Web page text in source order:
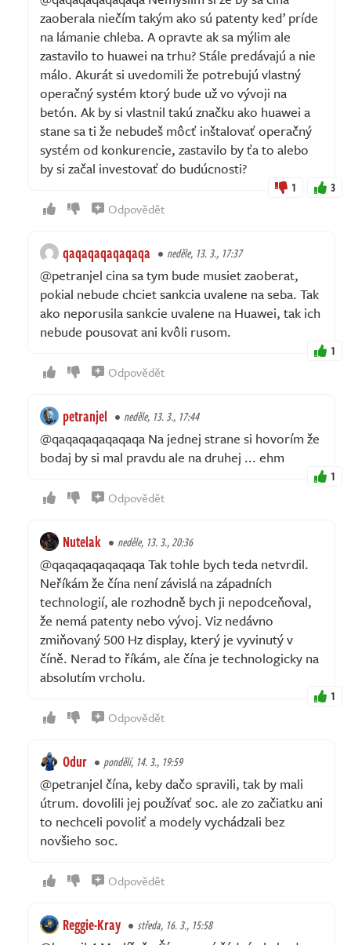
zaoberala niečím takým ako sú patenty keď príde
na lámanie chleba. A opravte ak sa mýlim ale
zastavilo to huawei na trhu? Stále predávajú a nie
málo. Akurát si uvedomili že potrebujú vlastný
operačný systém ktorý bude už vo vývoji na
betón. Ak by si vlastnil takú značku ako huawei a
stane sa ti že nebudeš môcť inštalovať operačný
systém od konkurencie, zastavilo by ťa to alebo
by si začal investovať do budúcnosti?
1 3
Odpovědět
qaqaqaqaqaqaqa neděle, 13. 3., 17:37
@petranjel cina sa tym bude musiet zaoberat,
pokial nebude chciet sankcia uvalene na seba. Tak
ako neporusila sankcie uvalene na Huawei, tak ich
nebude pousovat ani kvôli rusom.
1
Odpovědět
petranjel neděle, 13. 3., 17:44
@qaqaqaqaqaqaqa Na jednej strane si hovorím že
bodaj by si mal pravdu ale na druhej ... ehm
1
Odpovědět
Nutelak neděle, 13. 3., 20:36
@qaqaqaqaqaqaqa Tak tohle bych teda netvrdil.
Neříkám že čína není závislá na západních
technologií, ale rozhodně bych ji nepodceňoval,
že nemá patenty nebo vývoj. Viz nedávno
zmiňovaný 500 Hz display, který je vyvinutý v
číně. Nerad to říkám, ale čína je technologicky na
absolutím vrcholu.
1
Odpovědět
Odur pondělí, 14. 3., 19:59
@petranjel čína, keby dačo spravili, tak by mali
útrum. dovolili jej používať soc. ale zo začiatku ani
to nechceli povoliť a modely vychádzali bez
novšieho soc.
Odpovědět
Reggie-Kray středa, 16. 3., 15:58